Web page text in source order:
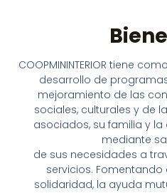
COOPMININTERIOR tiene
desarrollo de
mejoramiento de las
sociales, culturales y de
asociados, su familia y
mediante
de sus necesidades a
servicios.
solidaridad, la ayuda